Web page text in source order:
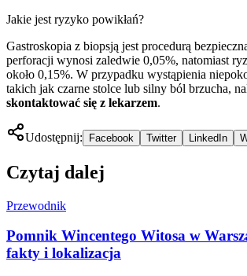
Jakie jest ryzyko powikłań?
Gastroskopia z biopsją jest procedurą
perforacji wynosi zaledwie 0,05%, natomiast
około 0,15%. W przypadku wystąpienia
takich jak czarne stolce lub silny ból brzucha,
skontaktować się z lekarzem.
Udostępnij: Facebook Twitter LinkedIn
Czytaj dalej
Przewodnik
Pomnik Wincentego Witosa w
fakty i lokalizacja